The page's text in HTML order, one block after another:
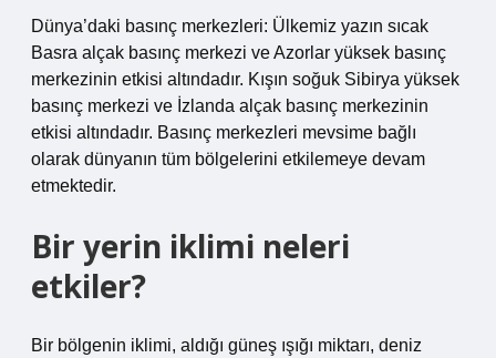
Dünya’daki basınç merkezleri: Ülkemiz yazın sıcak
Basra alçak basınç merkezi ve Azorlar yüksek basınç
merkezinin etkisi altındadır. Kışın soğuk Sibirya yüksek
basınç merkezi ve İzlanda alçak basınç merkezinin
etkisi altındadır. Basınç merkezleri mevsime bağlı
olarak dünyanın tüm bölgelerini etkilemeye devam
etmektedir.
Bir yerin iklimi neleri
etkiler?
Bir bölgenin iklimi, aldığı güneş ışığı miktarı, deniz